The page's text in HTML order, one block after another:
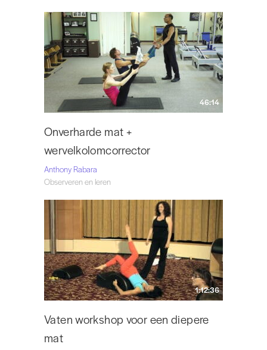
46:14
Onverharde mat +
wervelkolomcorrector
Anthony Rabara
Observeren en leren
1:12:36
Vaten workshop voor een diepere
mat